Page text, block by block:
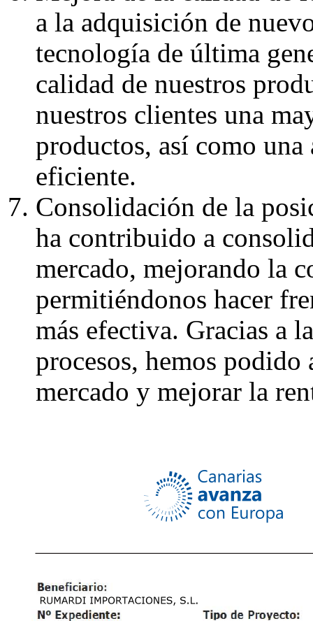
a la adquisición de
tecnología de última
calidad de nuestros
nuestros clientes una
productos, así como
eficiente.
Consolidación de la
ha contribuido a
mercado, mejorando la
permitiéndonos hacer
más efectiva. Gracias a
procesos, hemos podido
mercado y mejorar la